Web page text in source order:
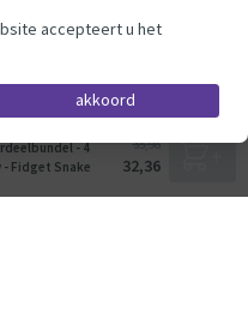
- 4
- Fidget Snake
35,96
32,36
accepteert u het
akkoord